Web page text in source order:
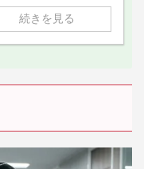
続きを見る